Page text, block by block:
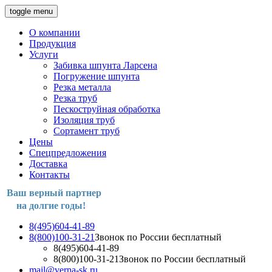
toggle menu
О компании
Продукция
Услуги
Забивка шпунта Ларсена
Погружение шпунта
Резка металла
Резка труб
Пескоструйная обработка
Изоляция труб
Сортамент труб
Цены
Спецпредложения
Доставка
Контакты
Ваш верный партнер
на долгие годы!
8(495)604-41-89
8(800)100-31-21Звонок по России бесплатный
8(495)604-41-89
8(800)100-31-21Звонок по России бесплатный
mail@verna-sk.ru